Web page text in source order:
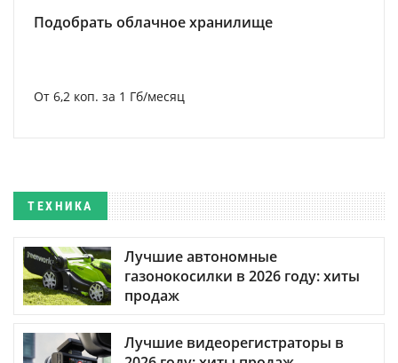
Подобрать облачное хранилище
От 6,2 коп. за 1 Гб/месяц
ТЕХНИКА
Лучшие автономные
газонокосилки в 2026 году: хиты
продаж
Лучшие видеорегистраторы в